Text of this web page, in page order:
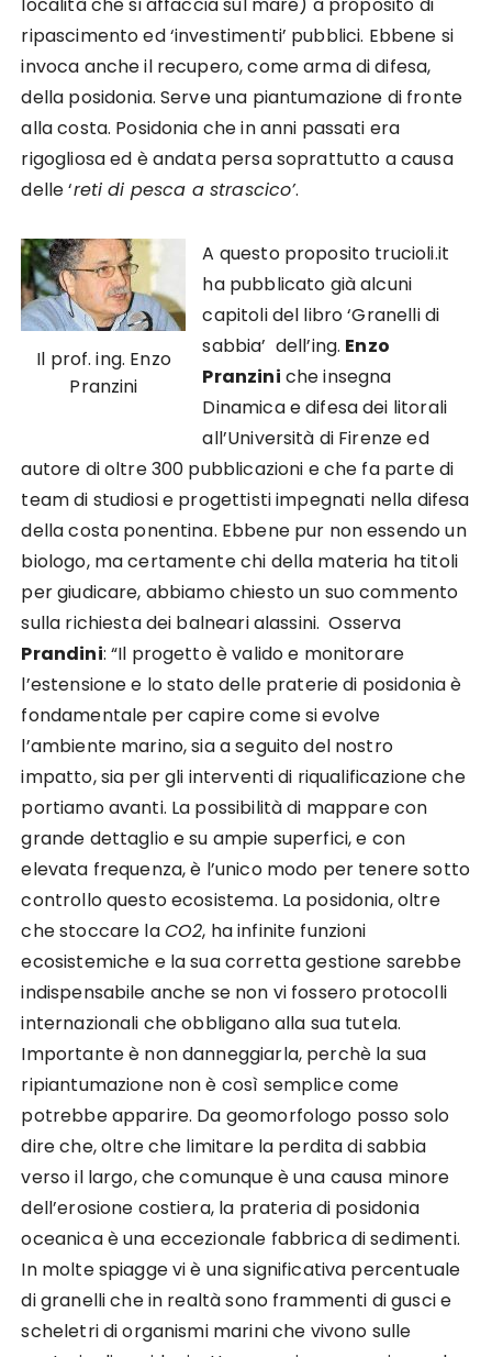
ripascimento ed ‘investimenti’ pubblici. Ebbene si
invoca anche il recupero, come arma di difesa,
della posidonia. Serve una piantumazione di fronte
alla costa. Posidonia che in anni passati era
rigogliosa ed è andata persa soprattutto a causa
delle ‘reti di pesca a strascico’.
Il prof. ing. Enzo
Pranzini
A questo proposito trucioli.it
ha pubblicato già alcuni
capitoli del libro ‘Granelli di
sabbia’ dell’ing. Enzo
Pranzini che insegna
Dinamica e difesa dei litorali
all’Università di Firenze ed
autore di oltre 300 pubblicazioni e che fa parte di
team di studiosi e progettisti impegnati nella difesa
della costa ponentina. Ebbene pur non essendo un
biologo, ma certamente chi della materia ha titoli
per giudicare, abbiamo chiesto un suo commento
sulla richiesta dei balneari alassini. Osserva
Prandini: “Il progetto è valido e monitorare
l’estensione e lo stato delle praterie di posidonia è
fondamentale per capire come si evolve
l’ambiente marino, sia a seguito del nostro
impatto, sia per gli interventi di riqualificazione che
portiamo avanti. La possibilità di mappare con
grande dettaglio e su ampie superfici, e con
elevata frequenza, è l’unico modo per tenere sotto
controllo questo ecosistema. La posidonia, oltre
che stoccare laCO2, ha infinite funzioni
ecosistemiche e la sua corretta gestione sarebbe
indispensabile anche se non vi fossero protocolli
internazionali che obbligano alla sua tutela.
Importante è non danneggiarla, perchè la sua
ripiantumazione non è così semplice come
potrebbe apparire. Da geomorfologo posso solo
dire che, oltre che limitare la perdita di sabbia
verso il largo, che comunque è una causa minore
dell’erosione costiera, la prateria di posidonia
oceanica è una eccezionale fabbrica di sedimenti.
In molte spiagge vi è una significativa percentuale
di granelli che in realtà sono frammenti di gusci e
scheletri di organismi marini che vivono sulle